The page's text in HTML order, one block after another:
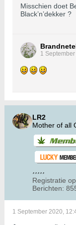
Misschien doet
Black’n’dekker ?
1
LR2
Mother of all
Registratie
Berichten:
1 September 2020,